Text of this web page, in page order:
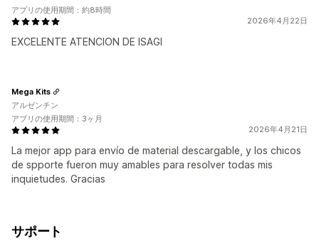
2026年4月22日
EXCELENTE ATENCION DE ISAGI
アプリの使用期間：約8時間
2026年4月21日
La mejor app para envío de material descargable, y los chicos
de spporte fueron muy amables para resolver todas mis
inquietudes. Gracias
Mega Kits
アルゼンチン
アプリの使用期間：3ヶ月
サポート